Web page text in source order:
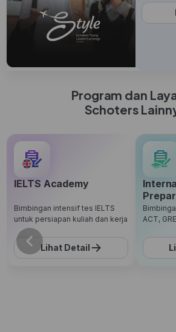
Program dan
Schoters
IELTS Academy
Bimbingan intensif tes IELTS
untuk persiapan kuliah dan kerja
Lihat Detail
ACT,